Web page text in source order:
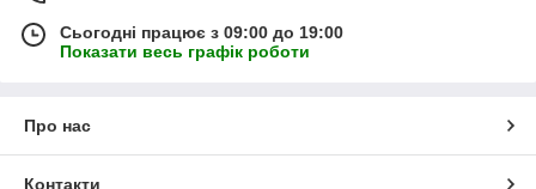
Сьогодні працює з 09:00 до 19:00
Показати весь графік роботи
Про нас
Контакти